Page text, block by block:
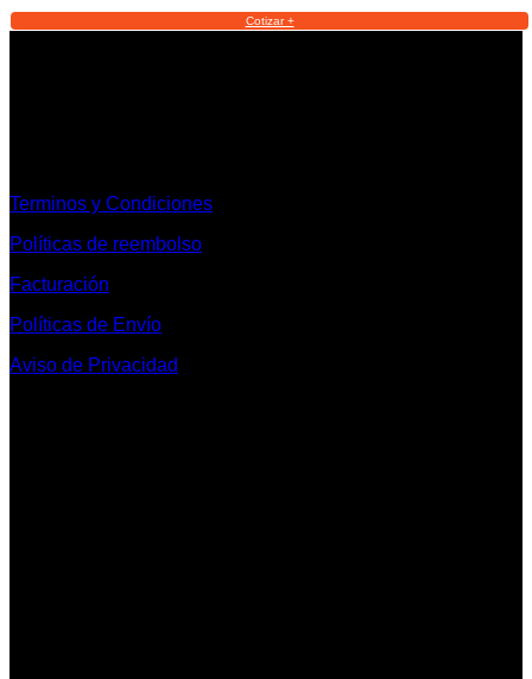
Cotizar +
Terminos y Condiciones
Políticas de reembolso
Facturación
Políticas de Envío
Aviso de Privacidad